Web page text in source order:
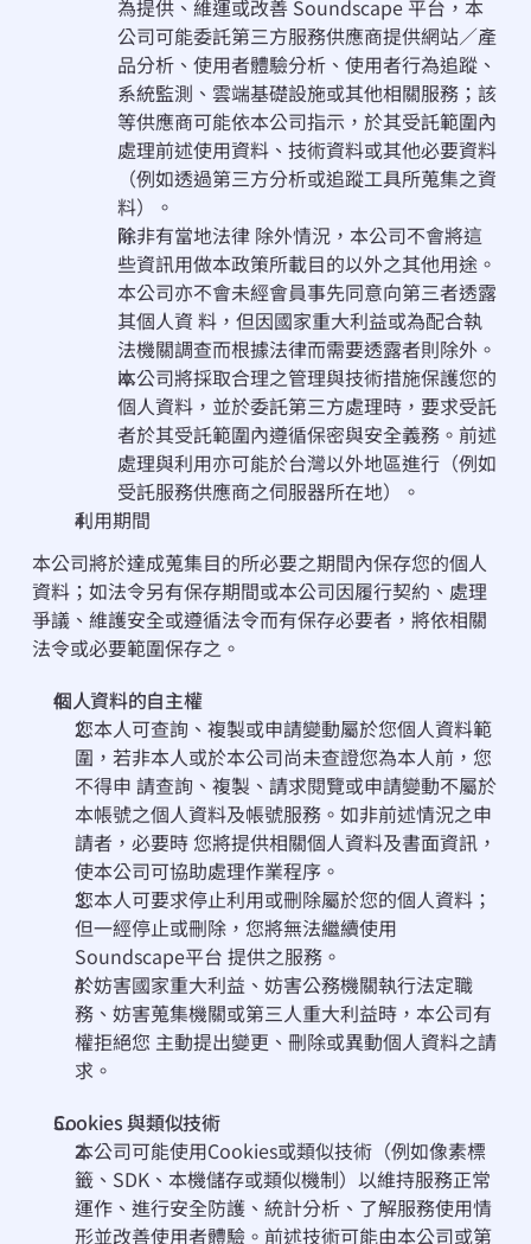
為提供、維運或改善 Soundscape 平台，本
公司可能委託第三方服務供應商提供網站／產
品分析、使用者體驗分析、使用者行為追蹤、
系統監測、雲端基礎設施或其他相關服務；該
等供應商可能依本公司指示，於其受託範圍內
處理前述使用資料、技術資料或其他必要資料
（例如透過第三方分析或追蹤工具所蒐集之資
料）。
除⾮有當地法律 除外情況，本公司不會將這
些資訊⽤做本政策所載目的以外之其他⽤途。
本公司亦不會未經會員事先同意向第三者透露
其個⼈資 料，但因國家重⼤利益或為配合執
法機關調查⽽根據法律⽽需要透露者則除外。
本公司將採取合理之管理與技術措施保護您的
個人資料，並於委託第三方處理時，要求受託
者於其受託範圍內遵循保密與安全義務。前述
處理與利用亦可能於台灣以外地區進行（例如
受託服務供應商之伺服器所在地）。
利用期間
本公司將於達成蒐集目的所必要之期間內保存您的個人
資料；如法令另有保存期間或本公司因履行契約、處理
爭議、維護安全或遵循法令而有保存必要者，將依相關
法令或必要範圍保存之。
個⼈資料的⾃主權
您本⼈可查詢、複製或申請變動屬於您個⼈資料範
圍，若⾮本⼈或於本公司尚未查證您為本⼈前，您
不得申 請查詢、複製、請求閱覽或申請變動不屬於
本帳號之個⼈資料及帳號服務。如⾮前述情況之申
請者，必要時 您將提供相關個⼈資料及書⾯資訊，
使本公司可協助處理作業程序。
您本⼈可要求停⽌利⽤或刪除屬於您的個⼈資料；
但⼀經停⽌或刪除，您將無法繼續使⽤
Soundscape平台 提供之服務。
於妨害國家重⼤利益、妨害公務機關執⾏法定職
務、妨害蒐集機關或第三⼈重⼤利益時，本公司有
權拒絕您 主動提出變更、刪除或異動個⼈資料之請
求。
Cookies 與類似技術
本公司可能使用Cookies或類似技術（例如像素標
籤、SDK、本機儲存或類似機制）以維持服務正常
運作、進行安全防護、統計分析、了解服務使用情
形並改善使用者體驗。前述技術可能由本公司或第